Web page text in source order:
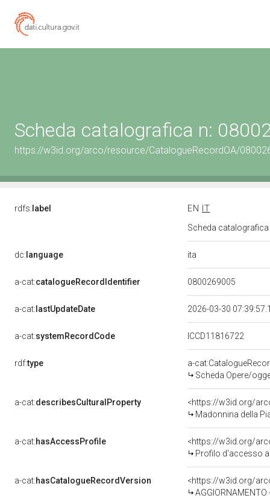
Scheda catalografica n:
https://w3id.org/arco/resource/CatalogueRecordOA/
rdfs: label EN
IT
Scheda
dc: language ita
a-cat:catalogueRecordIdentifier 0800269005
a-cat: lastUpdateDate 2026-03-30
a-cat:systemRecordCode ICCD11816722
rdf:type
a-
Scheda Opere/
a-cat:describesCulturalProperty
<https://w3id.org/
Madonnina della
a-cat:hasAccessProfile
<https://w3id.org/
Profilo d'accesso
a-cat:hasCatalogueRecordVersion
<https://w3id.org/
AGGIORNAMENTO